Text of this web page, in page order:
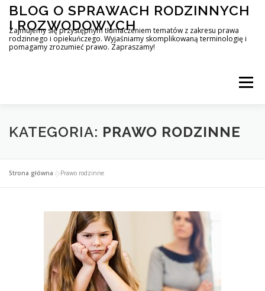
Przejdź
treści
BLOG O SPRAWACH RODZINNYCH
I ROZWODOWYCH
Zajmujemy się przystępnym tłumaczeniem tematów z zakresu prawa
rodzinnego i opiekuńczego. Wyjaśniamy skomplikowaną terminologię i
pomagamy zrozumieć prawo. Zapraszamy!
Menu
KATEGORIA: PRAWO RODZINNE
Strona główna »Prawo rodzinne